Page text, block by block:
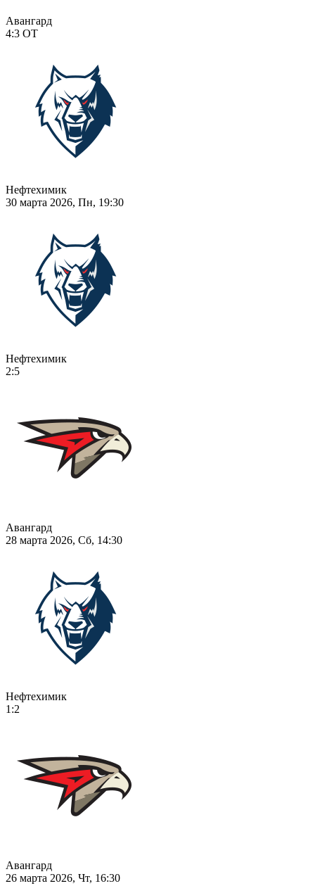
Авангард
4:3 ОТ
Нефтехимик
30 марта 2026, Пн, 19:30
Нефтехимик
2:5
Авангард
28 марта 2026, Сб, 14:30
Нефтехимик
1:2
Авангард
26 марта 2026, Чт, 16:30